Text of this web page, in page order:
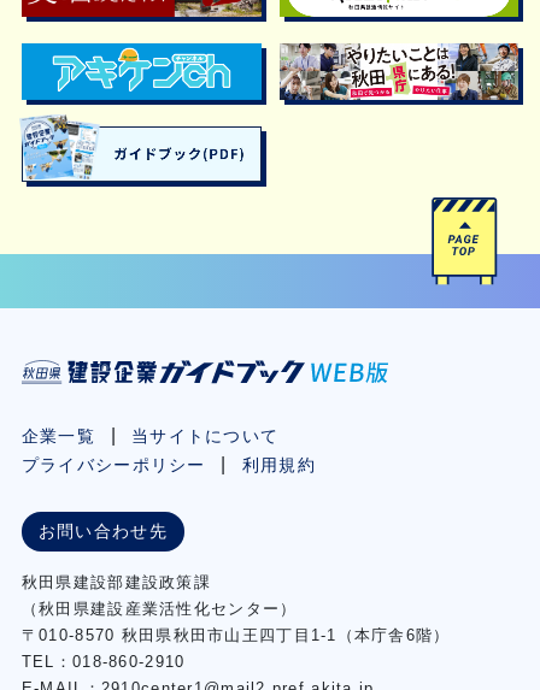
企業一覧
当サイトについて
プライバシーポリシー
利用規約
お問い合わせ先
秋⽥県建設部建設政策課
（秋⽥県建設産業活性化センター）
〒010-8570 秋田県秋田市⼭王四丁⽬1-1（本庁舎6階）
TEL：018-860-2910